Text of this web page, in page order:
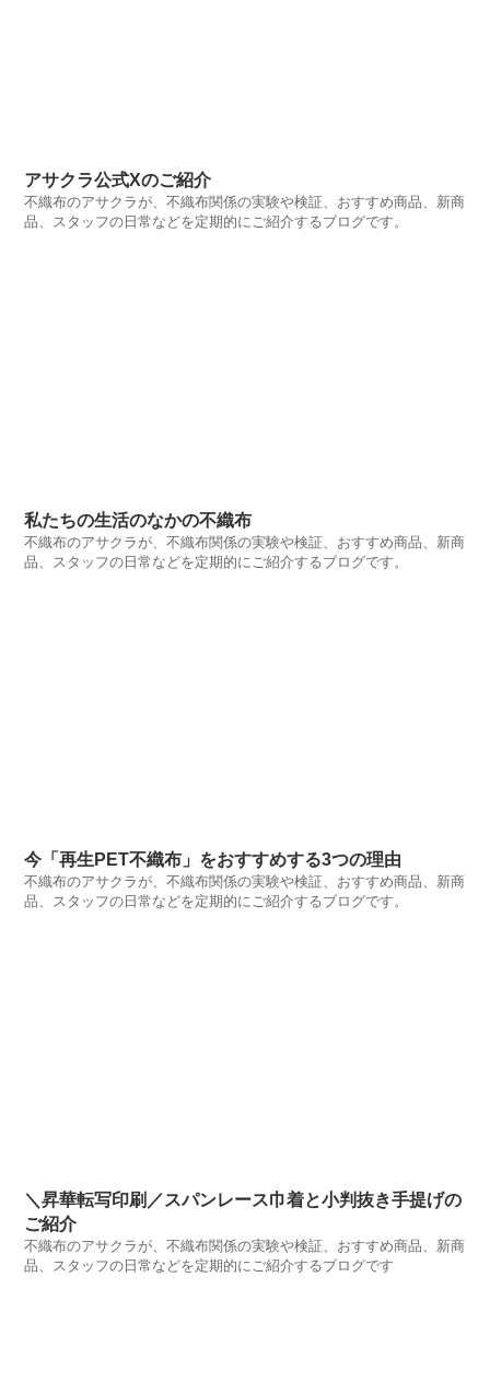
アサクラ公式Xのご紹介
不織布のアサクラが、不織布関係の実験や検証、おすすめ商品、新商
品、スタッフの日常などを定期的にご紹介するブログです。
私たちの生活のなかの不織布
不織布のアサクラが、不織布関係の実験や検証、おすすめ商品、新商
品、スタッフの日常などを定期的にご紹介するブログです。
今「再生PET不織布」をおすすめする3つの理由
不織布のアサクラが、不織布関係の実験や検証、おすすめ商品、新商
品、スタッフの日常などを定期的にご紹介するブログです。
＼昇華転写印刷／スパンレース巾着と小判抜き手提げの
ご紹介
不織布のアサクラが、不織布関係の実験や検証、おすすめ商品、新商
品、スタッフの日常などを定期的にご紹介するブログです